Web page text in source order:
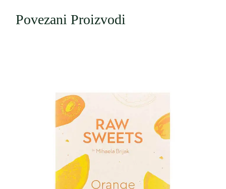
Povezani Proizvodi